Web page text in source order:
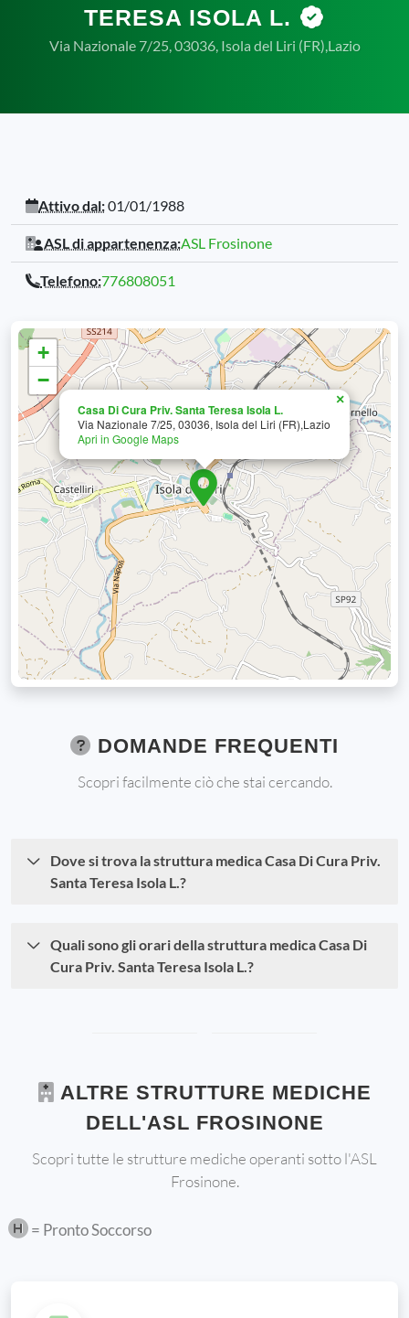
TERESA ISOLA L.
Via Nazionale 7/25, 03036, Isola del Liri (FR),Lazio
Attivo dal:01/01/1988
ASL di appartenenza:ASL Frosinone
Telefono:776808051
Casa Di Cura Priv. Santa Teresa Isola L.
Via Nazionale 7/25, 03036, Isola del Liri (FR),Lazio
Apri in Google Maps
×
+
−
DOMANDE FREQUENTI
Scopri facilmente ciò che stai cercando.
Dove si trova la struttura medica Casa Di Cura Priv.
Santa Teresa Isola L.?
Quali sono gli orari della struttura medica Casa Di
Cura Priv. Santa Teresa Isola L.?
ALTRE STRUTTURE MEDICHE
DELL'ASL FROSINONE
Scopri tutte le strutture mediche operanti sotto l'ASL
Frosinone.
= Pronto Soccorso